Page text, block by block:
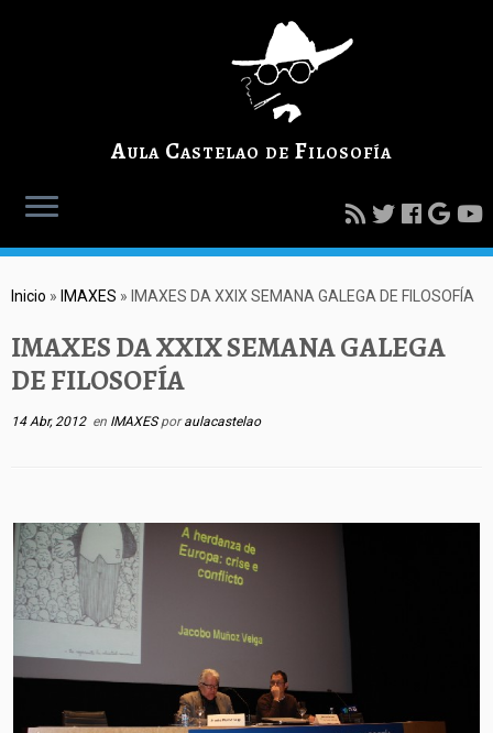
Aula Castelao de Filosofía
Inicio » IMAXES » IMAXES DA XXIX SEMANA GALEGA DE FILOSOFÍA
IMAXES DA XXIX SEMANA GALEGA
DE FILOSOFÍA
14 Abr, 2012en IMAXESporaulacastelao